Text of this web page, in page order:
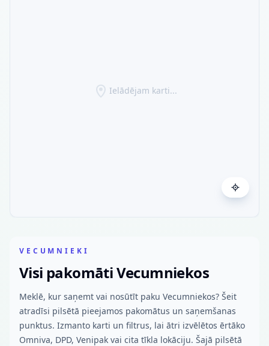
Ielādējam karti...
VECUMNIEKI
Visi pakomāti Vecumniekos
Meklē, kur saņemt vai nosūtīt paku Vecumniekos? Šeit
atradīsi pilsētā pieejamos pakomātus un saņemšanas
punktus. Izmanto karti un filtrus, lai ātri izvēlētos ērtāko
Omniva, DPD, Venipak vai cita tīkla lokāciju. Šajā pilsētā